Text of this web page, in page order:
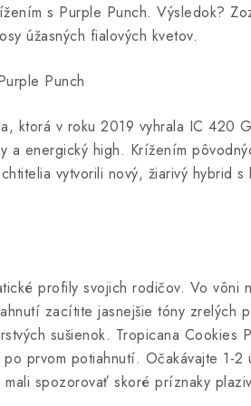
s Purple Punch. Výsledok?
úžasných fialových kvetov.
Punch
ktorá v roku 2019 vyhrala IC 420
energický high. Krížením
vytvorili nový, žiarivý hybrid s
profily svojich rodičov. Vo vôni
zacítite jasnejšie tóny zrelých
sušienok. Tropicana Cookies
prvom potiahnutí. Očakávajte 1-
spozorovať skoré príznaky